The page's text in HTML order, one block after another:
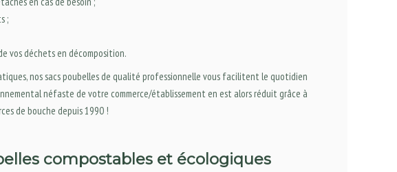
;
vos déchets en décomposition.
nos sacs poubelles de qualité professionnelle vous facilitent le quotidien
néfaste de votre commerce/établissement en est alors réduit grâce à
de bouche depuis 1990 !
compostables et écologiques